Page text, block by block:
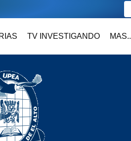
TV INVESTIGANDO MAS..